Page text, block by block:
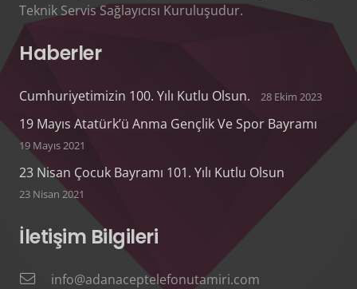
Teknik Servis Sağlayıcısı Kuruluşudur.
Haberler
Cumhuriyetimizin 100. Yılı Kutlu Olsun. 28 Ekim 2023
19 Mayıs Atatürk’ü Anma Gençlik Ve Spor Bayramı
19 Mayıs 2021
23 Nisan Çocuk Bayramı 101. Yılı Kutlu Olsun
23 Nisan 2021
İletişim Bilgileri
info@adanaceptelefonutamiri.com